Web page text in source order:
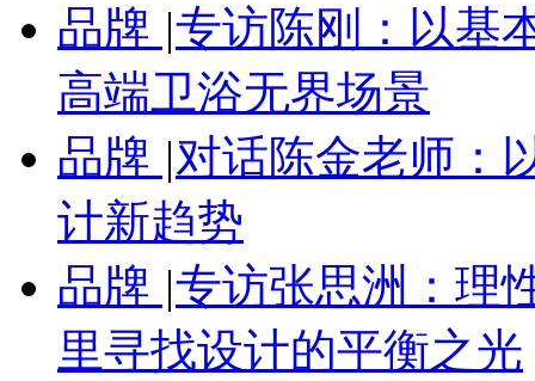
品牌 |专访陈刚：以基
高端卫浴无界场景
品牌 |对话陈金老师：
计新趋势
品牌 |专访张思洲：理
里寻找设计的平衡之光